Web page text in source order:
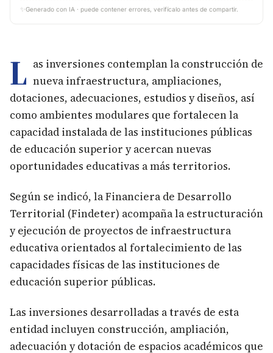
✨ Generado con IA · puede contener errores, verifícalo antes de compartir.
L as inversiones contemplan la construcción de
nueva infraestructura, ampliaciones,
dotaciones, adecuaciones, estudios y diseños, así
como ambientes modulares que fortalecen la
capacidad instalada de las instituciones públicas
de educación superior y acercan nuevas
oportunidades educativas a más territorios.
Según se indicó, la Financiera de Desarrollo
Territorial (Findeter) acompaña la estructuración
y ejecución de proyectos de infraestructura
educativa orientados al fortalecimiento de las
capacidades físicas de las instituciones de
educación superior públicas.
Las inversiones desarrolladas a través de esta
entidad incluyen construcción, ampliación,
adecuación y dotación de espacios académicos que